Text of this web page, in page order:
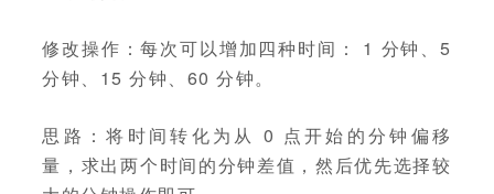
修改操作：每次可以增加四种时间： 1 分钟、5
分钟、15 分钟、60 分钟。
思路：将时间转化为从 0 点开始的分钟偏移
量，求出两个时间的分钟差值，然后优先选择较